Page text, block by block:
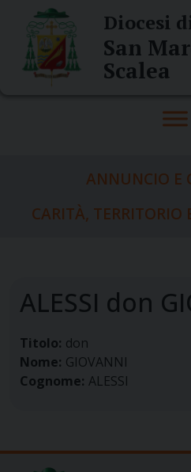
content
Diocesi
San
Scalea
ANNUNCIO E
CARITÀ, TERRITORIO
ALESSI don
Titolo: don
Nome: GIOVANNI
Cognome: ALESSI